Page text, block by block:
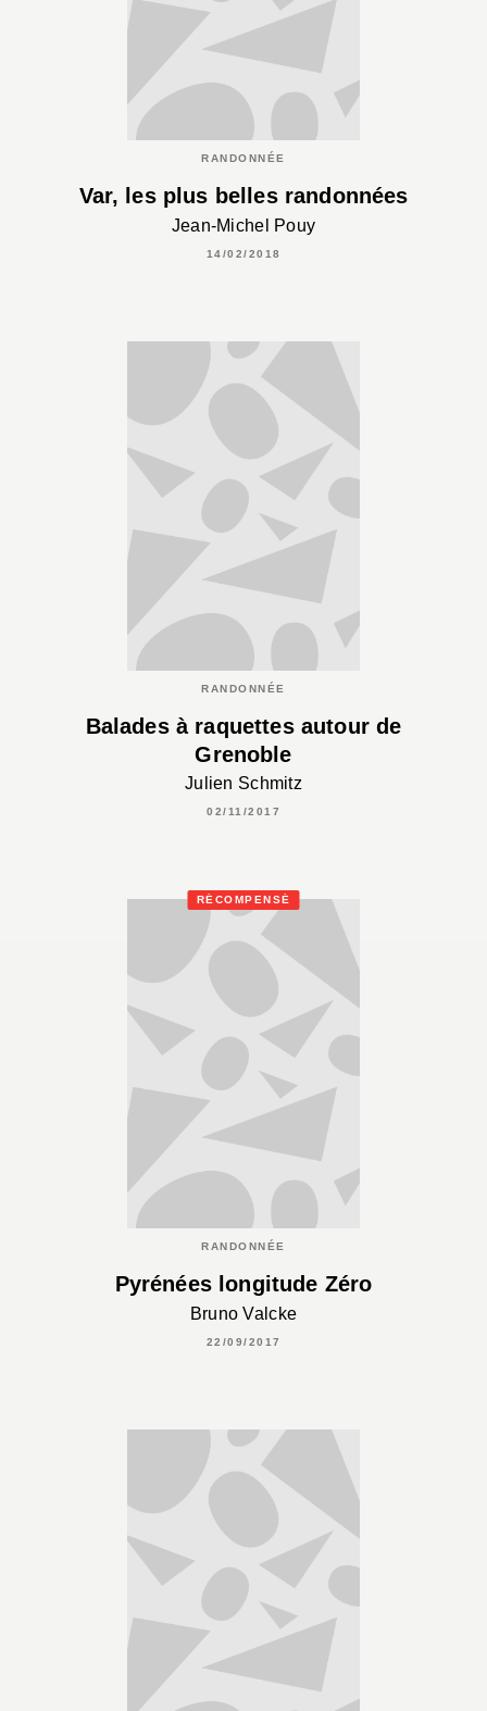
RANDONNÉE
Var, les plus belles randonnées
Jean-Michel Pouy
14/02/2018
RANDONNÉE
Balades à raquettes autour de
Grenoble
Julien Schmitz
02/11/2017
RÉCOMPENSÉ
RANDONNÉE
Pyrénées longitude Zéro
Bruno Valcke
22/09/2017